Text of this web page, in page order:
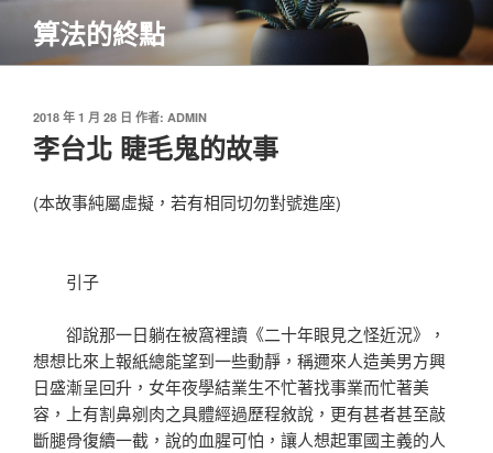
主
算法的終點
發
佈
於
2018 年 1 月 28 日 作者: ADMIN
李台北 睫毛鬼的故事
(本故事純屬虛擬，若有相同切勿對號進座)
引子
卻說那一日躺在被窩裡讀《二十年眼見之怪近況》，
想想比來上報紙總能望到一些動靜，稱邇來人造美男方興
日盛漸呈回升，女年夜學結業生不忙著找事業而忙著美
容，上有割鼻剜肉之具體經過歷程敘說，更有甚者甚至敲
斷腿骨復續一截，說的血腥可怕，讓人想起軍國主義的人